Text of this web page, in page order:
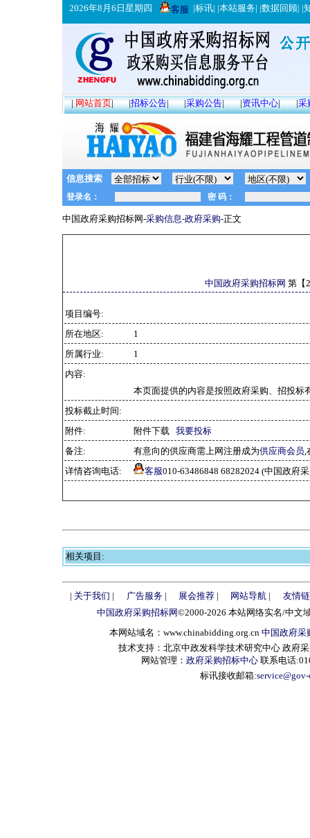
2026年8月6日星期四 客服 |标讯| |本站服务| |数据回顾| |
|网站首页| |招标公告| |采购公告| |资讯中心| |采
信息搜索
中国政府采购招标网-采购信息-政府采购-正文
中国政府采购招标网 第【
项目编号:
所在地区:
1
所属行业:
1
内容:
本页面提供的内容是按照政府采购、招投标
投标截止时间:
附件:
附件下载 我要投标
备注:
有意向的供应商需上网注册成为供应商会员,
详情咨询电话:
客服010-63486848 68282024 (中国政府
相关项目:
| 关于我们 | 广告服务| 展会推荐| 网站导航 |
友情
中国政府采购招标网©2000-2026 本站网络实名/中文
本网站域名：www.chinabidding.org.cn 中国政府采
技术支持：北京中政发科学技术研究中心 政府
网站管理： 政府采购招标中心 联系电话
标讯接收邮箱: